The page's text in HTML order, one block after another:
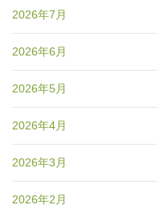
2026年7月
2026年6月
2026年5月
2026年4月
2026年3月
2026年2月